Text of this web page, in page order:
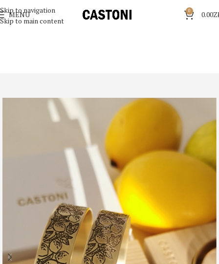
Skip to navigation
Skip to main content
MENU 0 0.00